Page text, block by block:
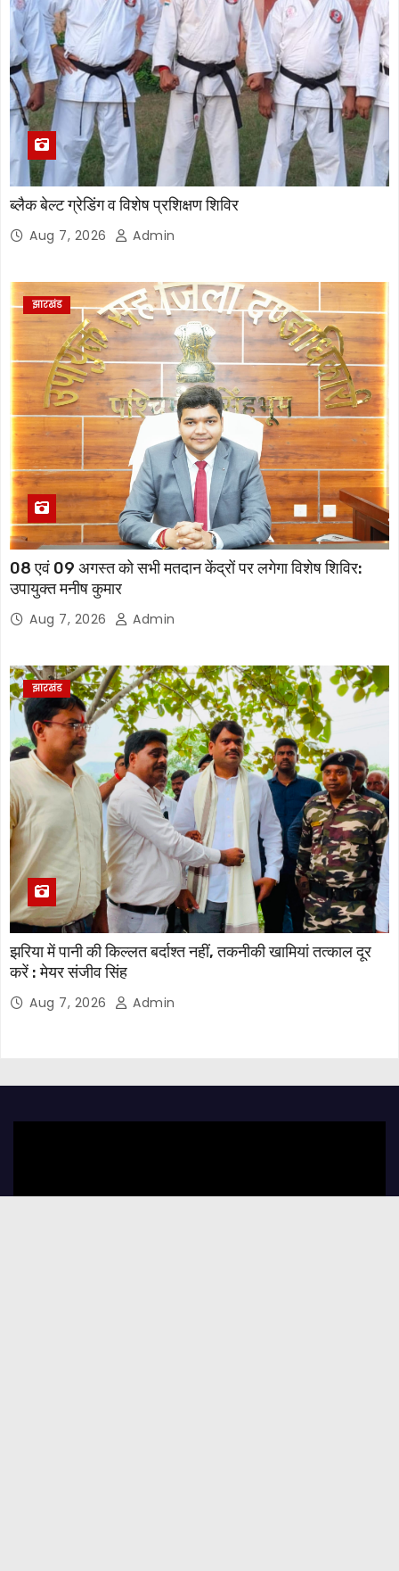
ब्लैक बेल्ट ग्रेडिंग व विशेष प्रशिक्षण शिविर
Aug 7, 2026 Admin
झारखंड
08 एवं 09 अगस्त को सभी मतदान केंद्रों पर लगेगा विशेष शिविर:
उपायुक्त मनीष कुमार
Aug 7, 2026 Admin
झारखंड
झरिया में पानी की किल्लत बर्दाश्त नहीं, तकनीकी खामियां तत्काल दूर
करें : मेयर संजीव सिंह
Aug 7, 2026 Admin